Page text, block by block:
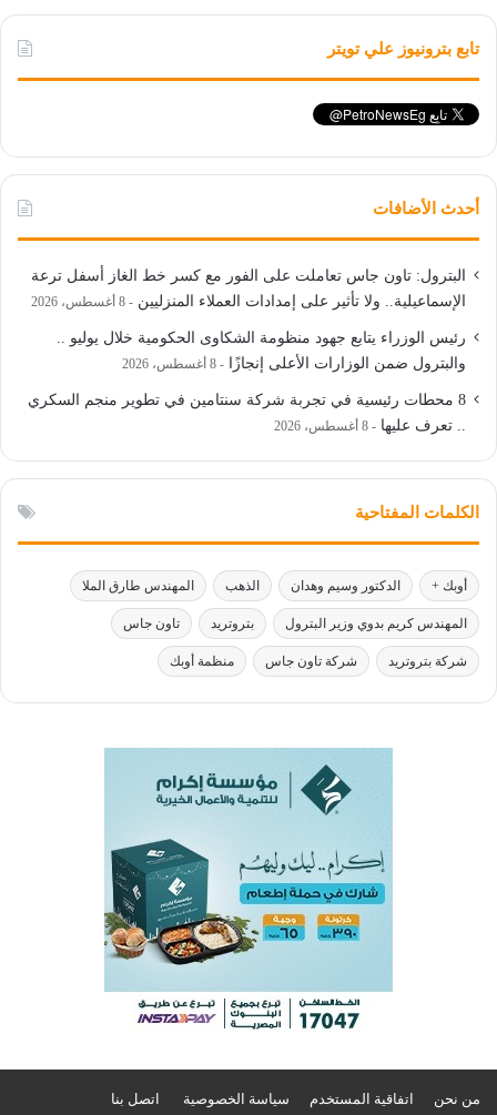
تابع بترونيوز علي تويتر
أحدث الأضافات
البترول: تاون جاس تعاملت على الفور مع كسر خط الغاز أسفل ترعة
الإسماعيلية.. ولا تأثير على إمدادات العملاء المنزليين
8 أغسطس، 2026
رئيس الوزراء يتابع جهود منظومة الشكاوى الحكومية خلال يوليو ..
والبترول ضمن الوزارات الأعلى إنجازًا
8 أغسطس، 2026
8 محطات رئيسية في تجربة شركة سنتامين في تطوير منجم السكري
.. تعرف عليها
8 أغسطس، 2026
الكلمات المفتاحية
أوبك + الدكتور وسيم وهدان الذهب المهندس طارق الملا
المهندس كريم بدوي وزير البترول بتروتريد تاون جاس
شركة بتروتريد شركة تاون جاس منظمة أوبك
من نحن اتفاقية المستخدم سياسة الخصوصية اتصل بنا